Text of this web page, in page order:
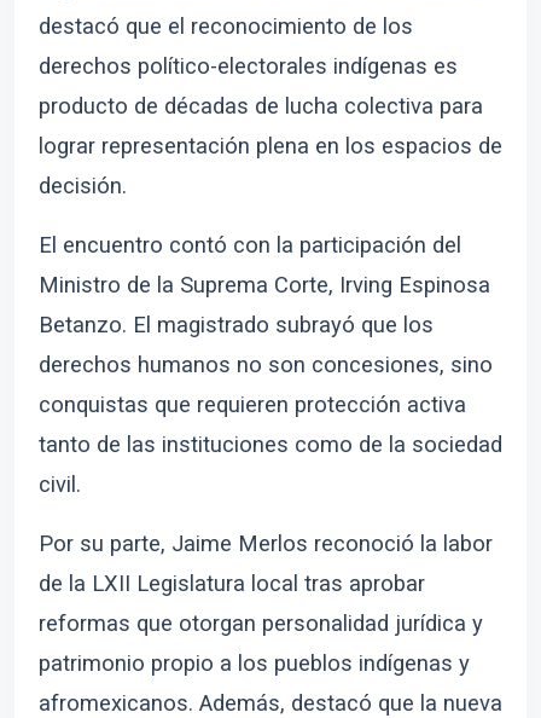
destacó que el reconocimiento de los
derechos político-electorales indígenas es
producto de décadas de lucha colectiva para
lograr representación plena en los espacios de
decisión.
El encuentro contó con la participación del
Ministro de la Suprema Corte, Irving Espinosa
Betanzo. El magistrado subrayó que los
derechos humanos no son concesiones, sino
conquistas que requieren protección activa
tanto de las instituciones como de la sociedad
civil.
Por su parte, Jaime Merlos reconoció la labor
de la LXII Legislatura local tras aprobar
reformas que otorgan personalidad jurídica y
patrimonio propio a los pueblos indígenas y
afromexicanos. Además, destacó que la nueva